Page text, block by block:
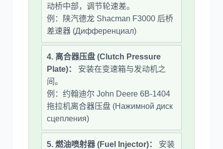
动桥中部，调节轮速差。
例：陕汽德龙 Shacman F3000 后桥
差速器 (Дифференциал)
4. 离合器压盘 (Clutch Pressure
Plate)：
安装在变速箱与发动机之
间。
例：约翰迪尔 John Deere 6B-1404
拖拉机离合器压盘 (Нажимной диск
сцепления)
5. 燃油喷射器 (Fuel Injector)：
安装